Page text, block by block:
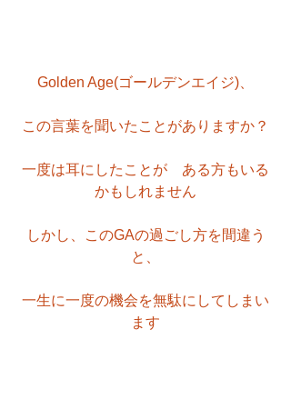
Golden Age(ゴールデンエイジ)、
この言葉を聞いたことがありますか？
一度は耳にしたことが　ある方もいる
かもしれません
しかし、このGAの過ごし方を間違う
と、
一生に一度の機会を無駄にしてしまい
ます